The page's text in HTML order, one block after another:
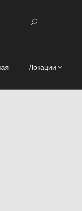
Локации